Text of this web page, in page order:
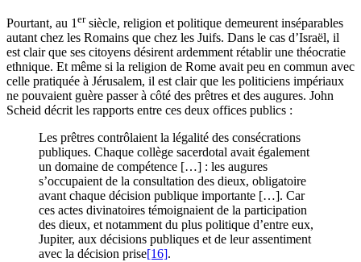
Pourtant, au 1 ersiècle, religion et politique demeurent inséparables
autant chez les Romains que chez les Juifs. Dans le cas d’Israël, il
est clair que ses citoyens désirent ardemment rétablir une théocratie
ethnique. Et même si la religion de Rome avait peu en commun avec
celle pratiquée à Jérusalem, il est clair que les politiciens impériaux
ne pouvaient guère passer à côté des prêtres et des augures. John
Scheid décrit les rapports entre ces deux offices publics :
Les prêtres contrôlaient la légalité des consécrations
publiques. Chaque collège sacerdotal avait également
un domaine de compétence […] : les augures
s’occupaient de la consultation des dieux, obligatoire
avant chaque décision publique importante […]. Car
ces actes divinatoires témoignaient de la participation
des dieux, et notamment du plus politique d’entre eux,
Jupiter, aux décisions publiques et de leur assentiment
avec la décision prise[16].